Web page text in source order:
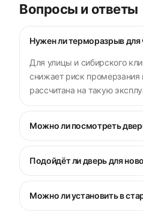
Вопросы и ответы
Нужен ли терморазрыв для
Для улицы и сибирского
снижает риск промерзания
рассчитана на такую
Можно ли посмотреть
Подойдёт ли дверь для
Можно ли установить в